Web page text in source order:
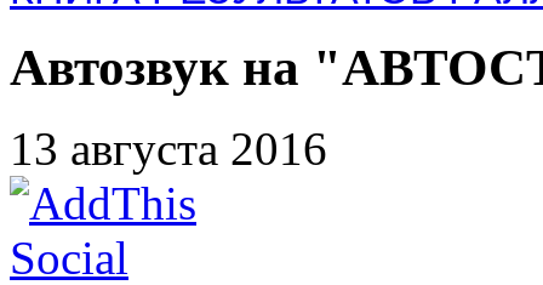
Автозвук на
13 августа 2016